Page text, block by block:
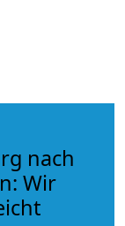
nach
Wir